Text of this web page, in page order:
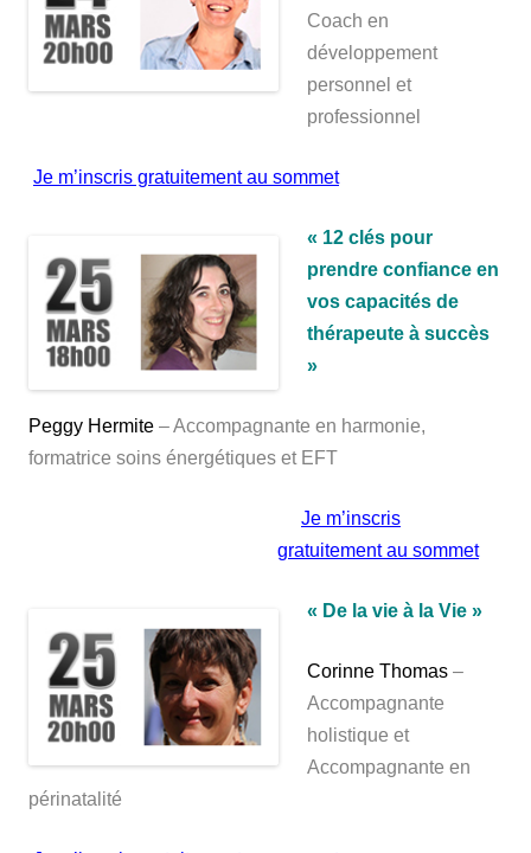
Coach en
développement
personnel et
professionnel
Je m’inscris gratuitement au sommet
« 12 clés pour
prendre confiance en
vos capacités de
thérapeute à succès
»
Peggy Hermite – Accompagnante en harmonie,
formatrice soins énergétiques et EFT
Je m’inscris
gratuitement au sommet
« De la vie à la Vie »
Corinne Thomas –
Accompagnante
holistique et
Accompagnante en
périnatalité